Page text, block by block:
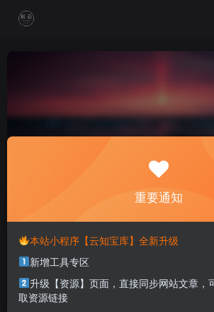
万兴PDF专家
文档工具
重要通知
本站小程序【云知宝库】全新升级
新增工具专区
升级【资源】页面，直接同步网站文章，
取资源链接